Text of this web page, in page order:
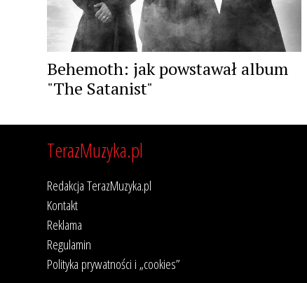
Behemoth: jak powstawał album
"The Satanist"
TerazMuzyka.pl
Redakcja TerazMuzyka.pl
Kontakt
Reklama
Regulamin
Polityka prywatności i „cookies”